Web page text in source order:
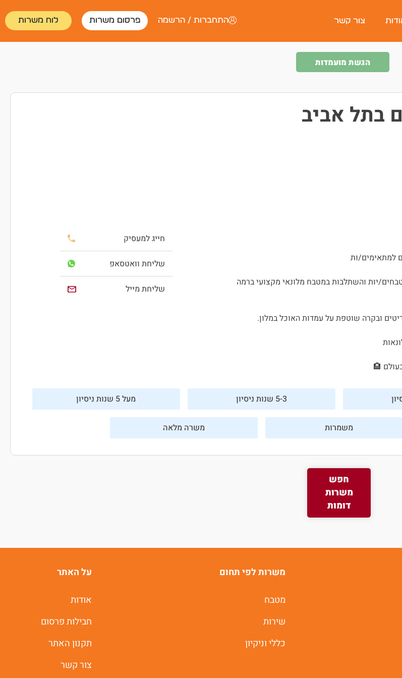
צור קשר התחברות / הרשמה פרסום משרות לוח משרות
הגשת מועמדות
בתל אביב
יות והשתלבות במטבח מלונאי מקצועי ברמה
ובקרה שוטפת על עמדות האוכל במלון.
🏨
חייג למעסיק
שליחת וואטסאפ
שליחת מייל
5-3 שנות ניסיון מעל 5 שנות ניסיון
משמרות משרה מלאה
חפש
משרות
דומות
משרות לפי תחום
מטבח
שירות
כללי וניקיון
על האתר
אודות
חבילות פרסום
תקנון האתר
צור קשר